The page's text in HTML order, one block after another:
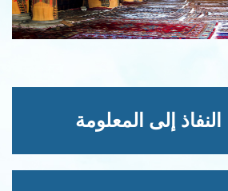
النفاذ إلى المعلومة